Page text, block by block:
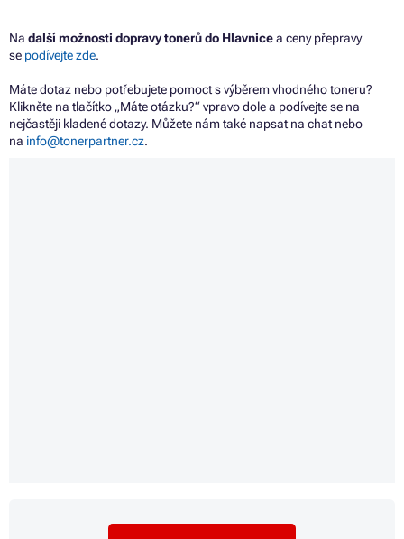
Na další možnosti dopravy tonerů do Hlavnicea ceny přepravy
se podívejte zde.
Máte dotaz nebo potřebujete pomoct s výběrem vhodného toneru?
Klikněte na tlačítko „Máte otázku?“ vpravo dole a podívejte se na
nejčastěji kladené dotazy. Můžete nám také napsat na chat nebo
na info@tonerpartner.cz.